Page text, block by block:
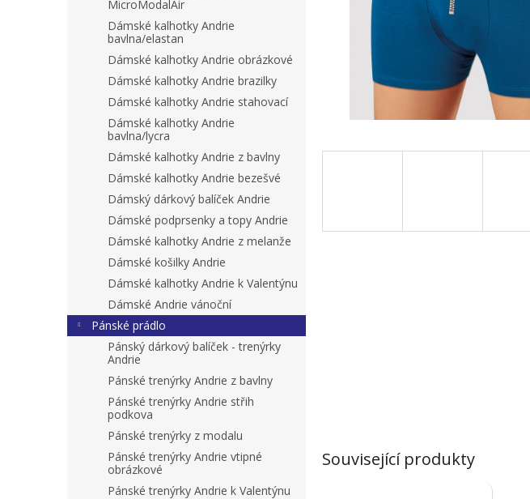
MicroModalAir
Dámské kalhotky Andrie
bavlna/elastan
Dámské kalhotky Andrie obrázkové
Dámské kalhotky Andrie brazilky
Dámské kalhotky Andrie stahovací
Dámské kalhotky Andrie
bavlna/lycra
Dámské kalhotky Andrie z bavlny
Dámské kalhotky Andrie bezešvé
Dámský dárkový balíček Andrie
Dámské podprsenky a topy Andrie
Dámské kalhotky Andrie z melanže
Dámské košilky Andrie
Dámské kalhotky Andrie k Valentýnu
Dámské Andrie vánoční
Pánské prádlo
Pánský dárkový balíček - trenýrky
Andrie
Pánské trenýrky Andrie z bavlny
Pánské trenýrky Andrie střih
podkova
Pánské trenýrky z modalu
Pánské trenýrky Andrie vtipné
obrázkové
Pánské trenýrky Andrie k Valentýnu
Související produkty